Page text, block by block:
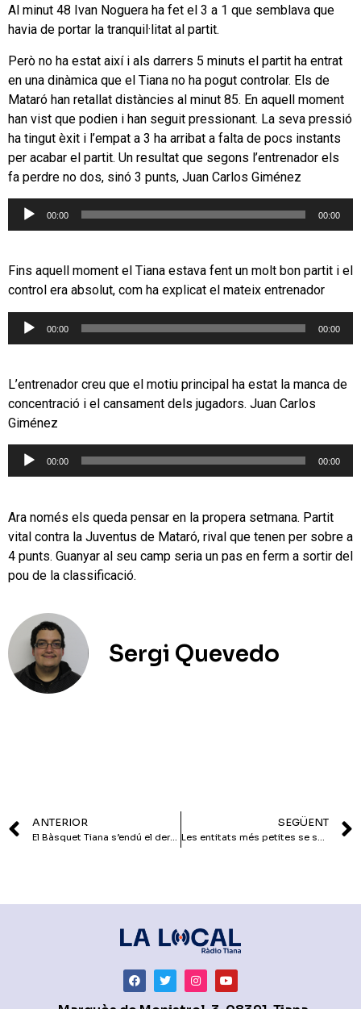
Al minut 48 Ivan Noguera ha fet el 3 a 1 que semblava que
havia de portar la tranquil·litat al partit.
Però no ha estat així i als darrers 5 minuts el partit ha entrat
en una dinàmica que el Tiana no ha pogut controlar. Els de
Mataró han retallat distàncies al minut 85. En aquell moment
han vist que podien i han seguit pressionant. La seva pressió
ha tingut èxit i l’empat a 3 ha arribat a falta de pocs instants
per acabar el partit. Un resultat que segons l’entrenador els
fa perdre no dos, sinó 3 punts, Juan Carlos Giménez
Reproductor
00:00 00:00
Fins aquell moment el Tiana estava fent un molt bon partit i el
control era absolut, com ha explicat el mateix entrenador
Reproductor
00:00 00:00
L’entrenador creu que el motiu principal ha estat la manca de
concentració i el cansament dels jugadors. Juan Carlos
Giménez
Reproductor
00:00 00:00
Ara només els queda pensar en la propera setmana. Partit
vital contra la Juventus de Mataró, rival que tenen per sobre a
4 punts. Guanyar al seu camp seria un pas en ferm a sortir del
pou de la classificació.
Sergi Quevedo
ANTERIOR
El Bàsquet Tiana s’endú el derbi contra el Montgat (96-80)
SEGÜENT
Les entitats més petites se salven de l’Impost de Societats